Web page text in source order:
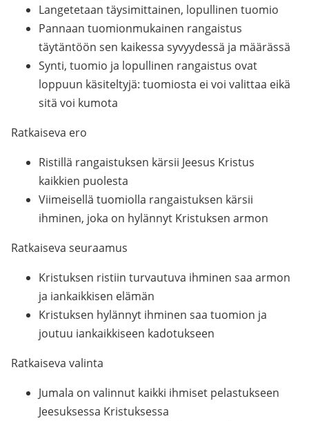
Langetetaan täysimittainen, lopullinen tuomio
Pannaan tuomionmukainen rangaistus
täytäntöön sen kaikessa syvyydessä ja määrässä
Synti, tuomio ja lopullinen rangaistus ovat
loppuun käsiteltyjä: tuomiosta ei voi valittaa eikä
sitä voi kumota
Ratkaiseva ero
Ristillä rangaistuksen kärsii Jeesus Kristus
kaikkien puolesta
Viimeisellä tuomiolla rangaistuksen kärsii
ihminen, joka on hylännyt Kristuksen armon
Ratkaiseva seuraamus
Kristuksen ristiin turvautuva ihminen saa armon
ja iankaikkisen elämän
Kristuksen hylännyt ihminen saa tuomion ja
joutuu iankaikkiseen kadotukseen
Ratkaiseva valinta
Jumala on valinnut kaikki ihmiset pelastukseen
Jeesuksessa Kristuksessa